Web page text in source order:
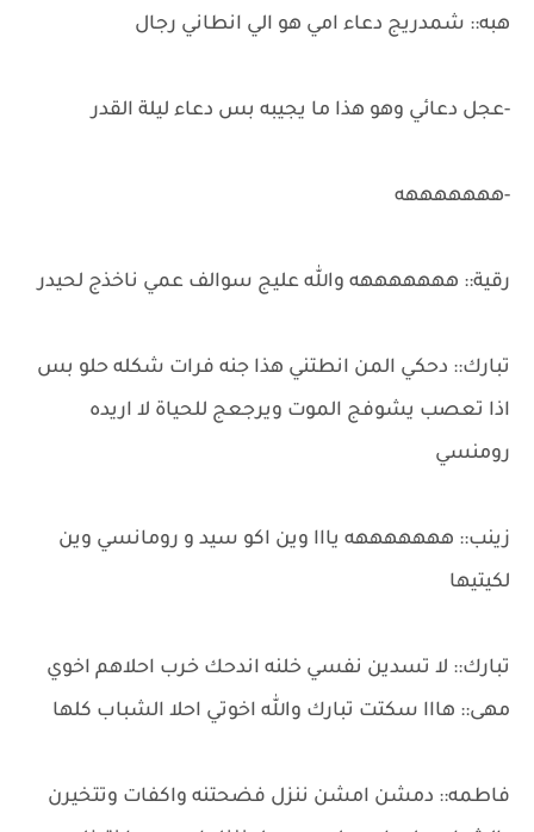
هبه:: شمدريج دعاء امي هو الي انطاني رجال
-عجل دعائي وهو هذا ما يجيبه بس دعاء ليلة القدر
-هههههههه
رقية:: هههههههه والله عليج سوالف عمي ناخذج لحيدر
تبارك:: دحكي المن انطتني هذا جنه فرات شكله حلو بس
اذا تعصب يشوفج الموت ويرجعج للحياة لا اريده
رومنسي
زينب:: هههههههه يااا وين اكو سيد و رومانسي وين
لكيتيها
تبارك:: لا تسدين نفسي خلنه اندحك خرب احلاهم اخوي
مهى:: هااا سكتت تبارك والله اخوتي احلا الشباب كلها
فاطمه:: دمشن امشن ننزل فضحتنه واكفات وتتخيرن